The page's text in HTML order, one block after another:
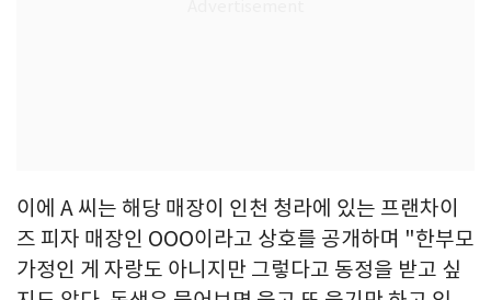
이에 A 씨는 해당 매장이 인천 청라에 있는 프랜차이
즈 피자 매장인 OOO이라고 상호를 공개하며 "한부모
가정인 게 자랑도 아니지만 그렇다고 동정을 받고 싶